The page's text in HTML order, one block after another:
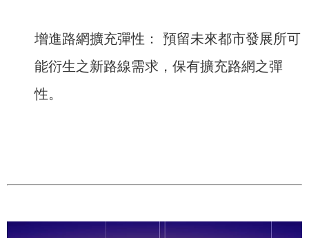
增進路網擴充彈性： 預留未來都市發展所可
能衍生之新路線需求，保有擴充路網之彈
性。